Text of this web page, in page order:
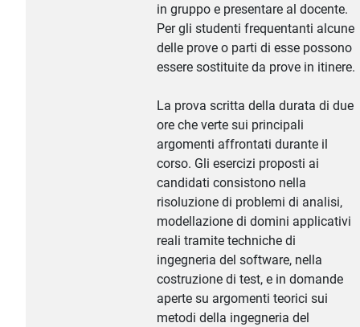
in gruppo e presentare al docente.
Per gli studenti frequentanti alcune
delle prove o parti di esse possono
essere sostituite da prove in itinere.
La prova scritta della durata di due
ore che verte sui principali
argomenti affrontati durante il
corso. Gli esercizi proposti ai
candidati consistono nella
risoluzione di problemi di analisi,
modellazione di domini applicativi
reali tramite techniche di
ingegneria del software, nella
costruzione di test, e in domande
aperte su argomenti teorici sui
metodi della ingegneria del